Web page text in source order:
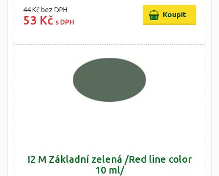
44 Kč bez DPH
53 Kč s DPH
I2 M Základní zelená /Red line color
10 ml/